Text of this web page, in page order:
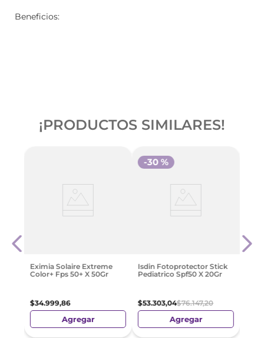
Beneficios:
¡PRODUCTOS SIMILARES!
Eximia Solaire Extreme
Color+ Fps 50+ X 50Gr
$34.999,86
Agregar
Isdin Fotoprotector Stick
Pediatrico Spf50 X 20Gr
$53.303,04$76.147,20
-30 %
Agregar